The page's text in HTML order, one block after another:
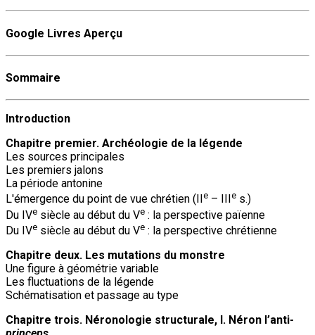
Google Livres Aperçu
Sommaire
Introduction
Chapitre premier. Archéologie de la légende
Les sources principales
Les premiers jalons
La période antonine
L'émergence du point de vue chrétien (II
e – III e s.)
Du IVe siècle au début du Ve : la perspective païenne
Du IVe siècle au début du Ve : la perspective chrétienne
Chapitre deux. Les mutations du monstre
Une figure à géométrie variable
Les fluctuations de la légende
Schématisation et passage au type
Chapitre trois. Néronologie structurale, I. Néron l’anti-